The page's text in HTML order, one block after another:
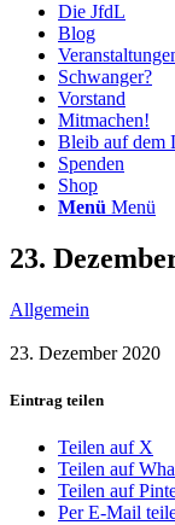
Die JfdL
Blog
Schwanger?
Vorstand
Mitmachen!
Bleib auf dem
Spenden
Shop
Menü Menü
23.
Allgemein
23. Dezember 2020
Eintrag teilen
Teilen auf X
Teilen auf
Teilen auf
Per E-Mail